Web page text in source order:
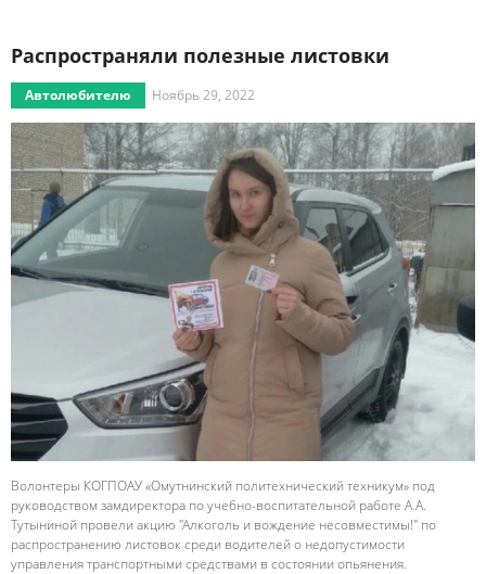
Распространяли полезные листовки
Автолюбителю Ноябрь 29, 2022
Волонтеры КОГПОАУ «Омутнинский политехнический техникум» под
руководством замдиректора по учебно-воспитательной работе А.А.
Тутыниной провели акцию "Алкоголь и вождение несовместимы!" по
распространению листовок среди водителей о недопустимости
управления транспортными средствами в состоянии опьянения.